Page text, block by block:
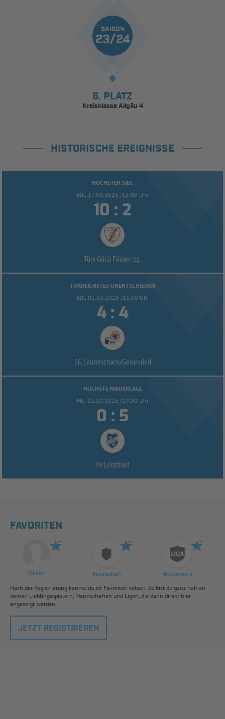
SAISON
23/24
6. PLATZ
Kreisklasse Allgäu 4
HISTORISCHE EREIGNISSE
HÖCHSTER SIEG
SO.. 17.08.2025 /15:00 Uhr
 : 
Türk Gücü Füssen zg.
TORREICHSTES UNENTSCHIEDEN
SO.. 01.03.2026 /15:00 Uhr
 : 
SG Leuterschach/Geisenried
HÖCHSTE NIEDERLAGE
MI.. 22.10.2025 /19:00 Uhr
 : 
SV Lenzfried
FAVORITEN
Spieler Mannschaft Wettbewerb
Nach der Registrierung kannst du dir Favoriten setzen. So bist du ganz nah an
deinen Lieblingsspielern, Mannschaften und Ligen, die dann direkt hier
angezeigt werden.
JETZT REGISTRIEREN